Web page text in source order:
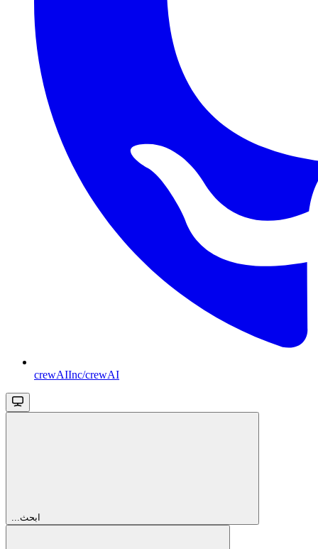
crewAIInc/crewAI
...ابحث